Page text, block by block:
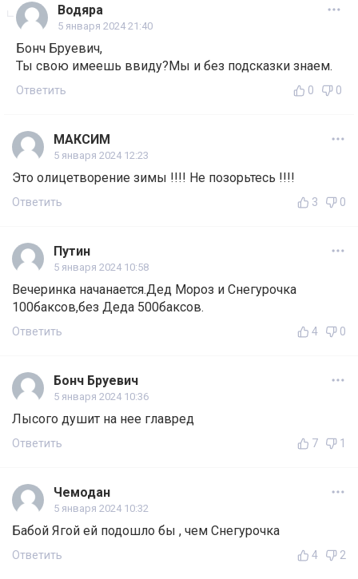
Водяра
5 января 2024 21:40
Бонч Бруевич,
Ты свою имеешь ввиду?Мы и без подсказки знаем.
Ответить 0 0
МАКСИМ
5 января 2024 12:23
Это олицетворение зимы !!!! Не позорьтесь !!!!
Ответить 3 0
Путин
5 января 2024 10:58
Вечеринка начанается.Дед Мороз и Снегурочка
100баксов,без Деда 500баксов.
Ответить 4 0
Бонч Бруевич
5 января 2024 10:36
Лысого душит на нее главред
Ответить 7 1
Чемодан
5 января 2024 10:32
Бабой Ягой ей подошло бы , чем Снегурочка
Ответить 4 2